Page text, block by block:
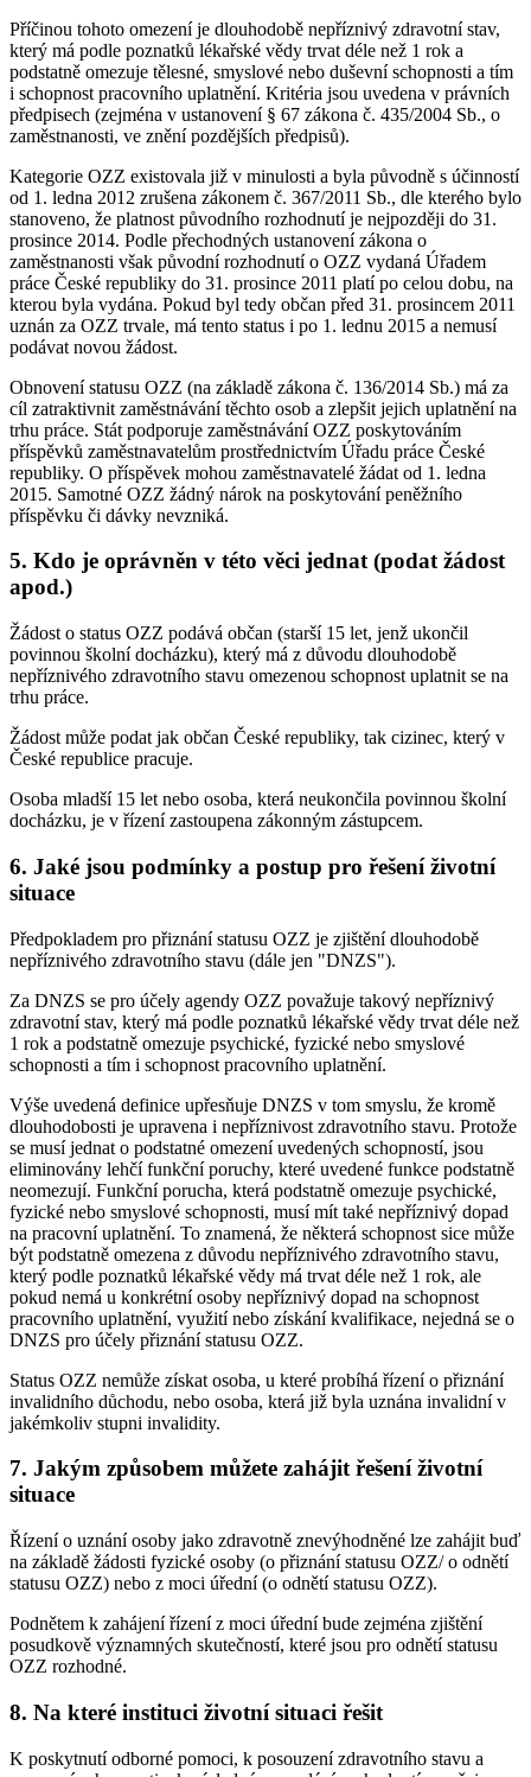
Příčinou tohoto omezení je dlouhodobě nepříznivý zdravotní stav,
který má podle poznatků lékařské vědy trvat déle než 1 rok a
podstatně omezuje tělesné, smyslové nebo duševní schopnosti a tím
i schopnost pracovního uplatnění. Kritéria jsou uvedena v právních
předpisech (zejména v ustanovení § 67 zákona č. 435/2004 Sb., o
zaměstnanosti, ve znění pozdějších předpisů).
Kategorie OZZ existovala již v minulosti a byla původně s účinností
od 1. ledna 2012 zrušena zákonem č. 367/2011 Sb., dle kterého bylo
stanoveno, že platnost původního rozhodnutí je nejpozději do 31.
prosince 2014. Podle přechodných ustanovení zákona o
zaměstnanosti však původní rozhodnutí o OZZ vydaná Úřadem
práce České republiky do 31. prosince 2011 platí po celou dobu, na
kterou byla vydána. Pokud byl tedy občan před 31. prosincem 2011
uznán za OZZ trvale, má tento status i po 1. lednu 2015 a nemusí
podávat novou žádost.
Obnovení statusu OZZ (na základě zákona č. 136/2014 Sb.) má za
cíl zatraktivnit zaměstnávání těchto osob a zlepšit jejich uplatnění na
trhu práce. Stát podporuje zaměstnávání OZZ poskytováním
příspěvků zaměstnavatelům prostřednictvím Úřadu práce České
republiky. O příspěvek mohou zaměstnavatelé žádat od 1. ledna
2015. Samotné OZZ žádný nárok na poskytování peněžního
příspěvku či dávky nevzniká.
5. Kdo je oprávněn v této věci jednat (podat žádost
apod.)
Žádost o status OZZ podává občan (starší 15 let, jenž ukončil
povinnou školní docházku), který má z důvodu dlouhodobě
nepříznivého zdravotního stavu omezenou schopnost uplatnit se na
trhu práce.
Žádost může podat jak občan České republiky, tak cizinec, který v
České republice pracuje.
Osoba mladší 15 let nebo osoba, která neukončila povinnou školní
docházku, je v řízení zastoupena zákonným zástupcem.
6. Jaké jsou podmínky a postup pro řešení životní
situace
Předpokladem pro přiznání statusu OZZ je zjištění dlouhodobě
nepříznivého zdravotního stavu (dále jen "DNZS").
Za DNZS se pro účely agendy OZZ považuje takový nepříznivý
zdravotní stav, který má podle poznatků lékařské vědy trvat déle než
1 rok a podstatně omezuje psychické, fyzické nebo smyslové
schopnosti a tím i schopnost pracovního uplatnění.
Výše uvedená definice upřesňuje DNZS v tom smyslu, že kromě
dlouhodobosti je upravena i nepříznivost zdravotního stavu. Protože
se musí jednat o podstatné omezení uvedených schopností, jsou
eliminovány lehčí funkční poruchy, které uvedené funkce podstatně
neomezují. Funkční porucha, která podstatně omezuje psychické,
fyzické nebo smyslové schopnosti, musí mít také nepříznivý dopad
na pracovní uplatnění. To znamená, že některá schopnost sice může
být podstatně omezena z důvodu nepříznivého zdravotního stavu,
který podle poznatků lékařské vědy má trvat déle než 1 rok, ale
pokud nemá u konkrétní osoby nepříznivý dopad na schopnost
pracovního uplatnění, využití nebo získání kvalifikace, nejedná se o
DNZS pro účely přiznání statusu OZZ.
Status OZZ nemůže získat osoba, u které probíhá řízení o přiznání
invalidního důchodu, nebo osoba, která již byla uznána invalidní v
jakémkoliv stupni invalidity.
7. Jakým způsobem můžete zahájit řešení životní
situace
Řízení o uznání osoby jako zdravotně znevýhodněné lze zahájit buď
na základě žádosti fyzické osoby (o přiznání statusu OZZ/ o odnětí
statusu OZZ) nebo z moci úřední (o odnětí statusu OZZ).
Podnětem k zahájení řízení z moci úřední bude zejména zjištění
posudkově významných skutečností, které jsou pro odnětí statusu
OZZ rozhodné.
8. Na které instituci životní situaci řešit
K poskytnutí odborné pomoci, k posouzení zdravotního stavu a